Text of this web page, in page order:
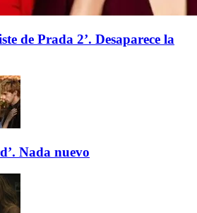
de Prada 2’. Desaparece la
Nada nuevo